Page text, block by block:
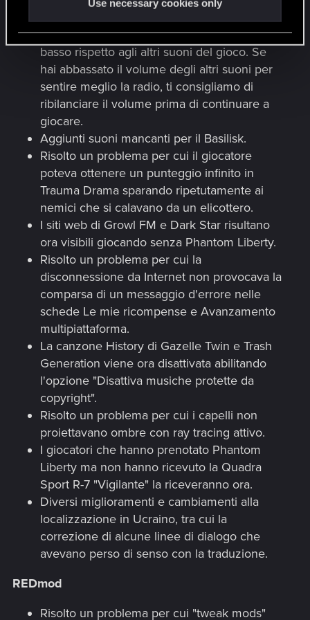
Use necessary cookies only
regolato in modo che non risulti più troppo
basso rispetto agli altri suoni del gioco. Se
hai abbassato il volume degli altri suoni per
sentire meglio la radio, ti consigliamo di
ribilanciare il volume prima di continuare a
giocare.
Aggiunti suoni mancanti per il Basilisk.
Risolto un problema per cui il giocatore
poteva ottenere un punteggio infinito in
Trauma Drama sparando ripetutamente ai
nemici che si calavano da un elicottero.
I siti web di Growl FM e Dark Star risultano
ora visibili giocando senza Phantom Liberty.
Risolto un problema per cui la
disconnessione da Internet non provocava la
comparsa di un messaggio d'errore nelle
schede Le mie ricompense e Avanzamento
multipiattaforma.
La canzone History di Gazelle Twin e Trash
Generation viene ora disattivata abilitando
l'opzione "Disattiva musiche protette da
copyright".
Risolto un problema per cui i capelli non
proiettavano ombre con ray tracing attivo.
I giocatori che hanno prenotato Phantom
Liberty ma non hanno ricevuto la Quadra
Sport R-7 "Vigilante" la riceveranno ora.
Diversi miglioramenti e cambiamenti alla
localizzazione in Ucraino, tra cui la
correzione di alcune linee di dialogo che
avevano perso di senso con la traduzione.
REDmod
Risolto un problema per cui "tweak mods"